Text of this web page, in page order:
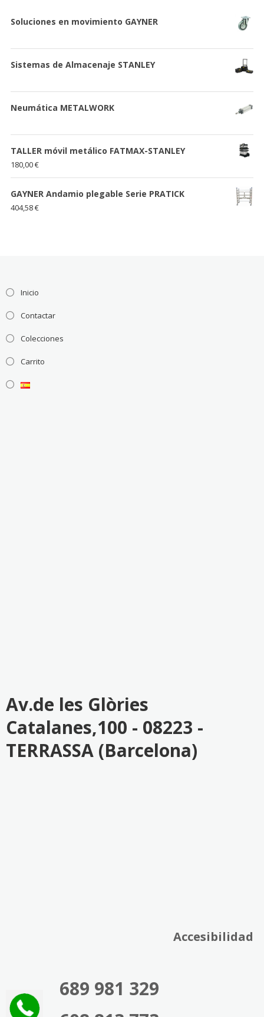
Soluciones en movimiento GAYNER
Sistemas de Almacenaje STANLEY
Neumática METALWORK
TALLER móvil metálico FATMAX-STANLEY
180,00€
GAYNER Andamio plegable Serie PRATICK
404,58€
Inicio
Contactar
Colecciones
Carrito
Av.de les Glòries
Catalanes,100 - 08223 -
TERRASSA (Barcelona)
Accesibilidad
689 981 329